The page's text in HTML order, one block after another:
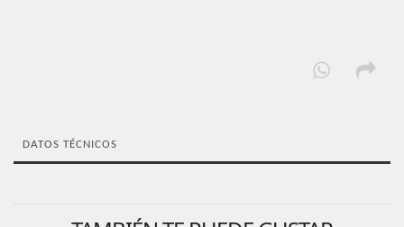
DATOS TÉCNICOS